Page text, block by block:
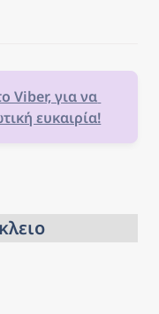
Viber, για να
ευκαιρία!